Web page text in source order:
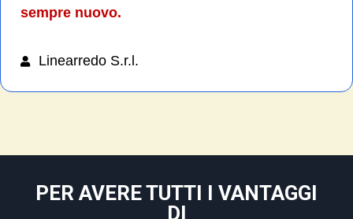
sempre nuovo.
Linearredo S.r.l.
PER AVERE TUTTI I VANTAGGI
DI